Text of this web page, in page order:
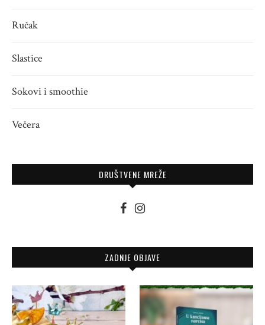
Ručak
Slastice
Sokovi i smoothie
Večera
DRUŠTVENE MREŽE
ZADNJE OBJAVE